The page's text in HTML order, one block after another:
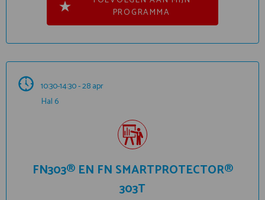
PROGRAMMA
10:30-14:30 - 28 apr
Hal 6
FN303® EN FN SMARTPROTECTOR®
303T